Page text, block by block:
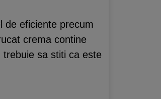
de eficiente precum
crema contine
sa stiti ca este